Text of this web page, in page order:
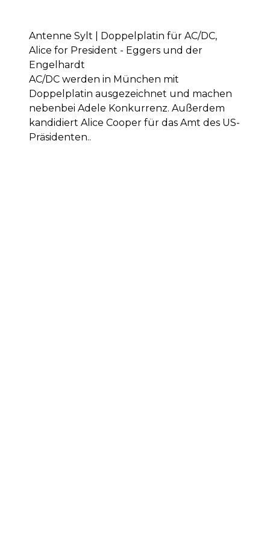
Antenne Sylt | Doppelplatin für AC/DC,
Alice for President - Eggers und der
Engelhardt
AC/DC werden in München mit
Doppelplatin ausgezeichnet und machen
nebenbei Adele Konkurrenz. Außerdem
kandidiert Alice Cooper für das Amt des US-
Präsidenten..